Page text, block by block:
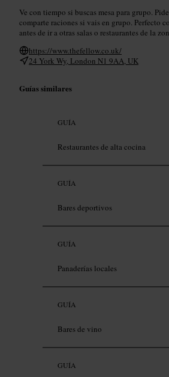
Ve con tiempo si buscas mesa para grupo.
comparte raciones si vais en grupo. Perfecto
antes de ir a otras salas o restaurantes de la
https://www.thefellow.co.uk/
24 York Wy, London N1 9AA, UK
Guías similares
GUÍA
Restaurantes de alta cocina
GUÍA
Bares deportivos
GUÍA
Panaderías locales
GUÍA
Bares de vino
GUÍA